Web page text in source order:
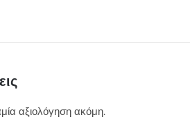
αξιολόγηση ακόμη.